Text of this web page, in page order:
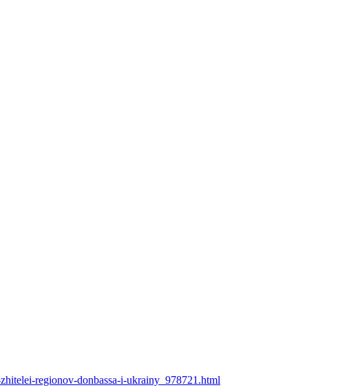
regionov-donbassa-i-ukrainy_978721.html